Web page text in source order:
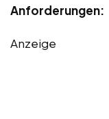
Anforderungen:
Anzeige